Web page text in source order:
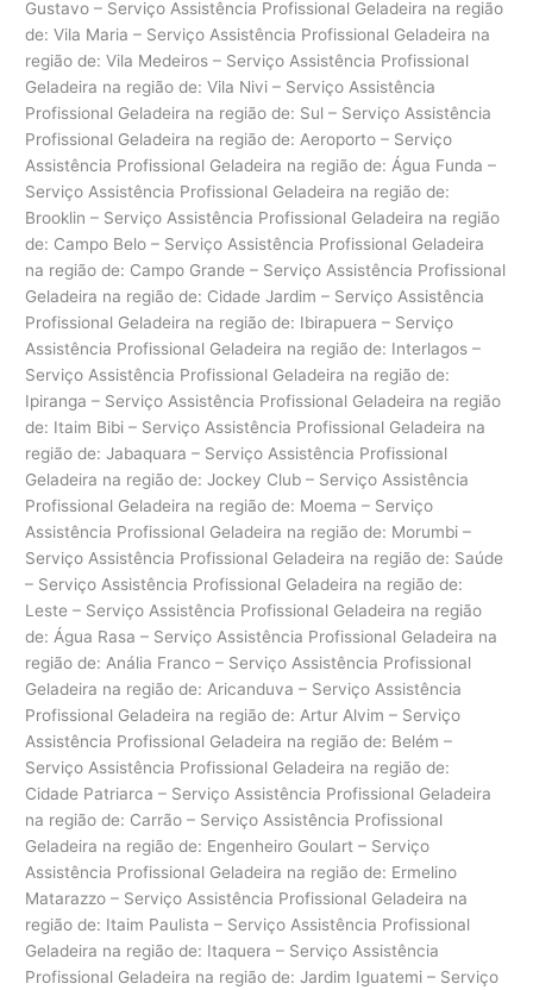
Gustavo – Serviço Assistência Profissional Geladeira na região
de: Vila Maria – Serviço Assistência Profissional Geladeira na
região de: Vila Medeiros – Serviço Assistência Profissional
Geladeira na região de: Vila Nivi – Serviço Assistência
Profissional Geladeira na região de: Sul – Serviço Assistência
Profissional Geladeira na região de: Aeroporto – Serviço
Assistência Profissional Geladeira na região de: Água Funda –
Serviço Assistência Profissional Geladeira na região de:
Brooklin – Serviço Assistência Profissional Geladeira na região
de: Campo Belo – Serviço Assistência Profissional Geladeira
na região de: Campo Grande – Serviço Assistência Profissional
Geladeira na região de: Cidade Jardim – Serviço Assistência
Profissional Geladeira na região de: Ibirapuera – Serviço
Assistência Profissional Geladeira na região de: Interlagos –
Serviço Assistência Profissional Geladeira na região de:
Ipiranga – Serviço Assistência Profissional Geladeira na região
de: Itaim Bibi – Serviço Assistência Profissional Geladeira na
região de: Jabaquara – Serviço Assistência Profissional
Geladeira na região de: Jockey Club – Serviço Assistência
Profissional Geladeira na região de: Moema – Serviço
Assistência Profissional Geladeira na região de: Morumbi –
Serviço Assistência Profissional Geladeira na região de: Saúde
– Serviço Assistência Profissional Geladeira na região de:
Leste – Serviço Assistência Profissional Geladeira na região
de: Água Rasa – Serviço Assistência Profissional Geladeira na
região de: Anália Franco – Serviço Assistência Profissional
Geladeira na região de: Aricanduva – Serviço Assistência
Profissional Geladeira na região de: Artur Alvim – Serviço
Assistência Profissional Geladeira na região de: Belém –
Serviço Assistência Profissional Geladeira na região de:
Cidade Patriarca – Serviço Assistência Profissional Geladeira
na região de: Carrão – Serviço Assistência Profissional
Geladeira na região de: Engenheiro Goulart – Serviço
Assistência Profissional Geladeira na região de: Ermelino
Matarazzo – Serviço Assistência Profissional Geladeira na
região de: Itaim Paulista – Serviço Assistência Profissional
Geladeira na região de: Itaquera – Serviço Assistência
Profissional Geladeira na região de: Jardim Iguatemi – Serviço